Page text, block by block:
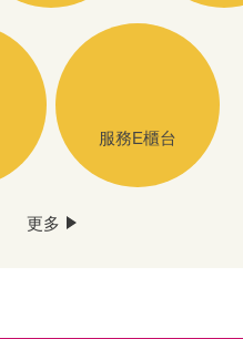
服務E櫃台
更多